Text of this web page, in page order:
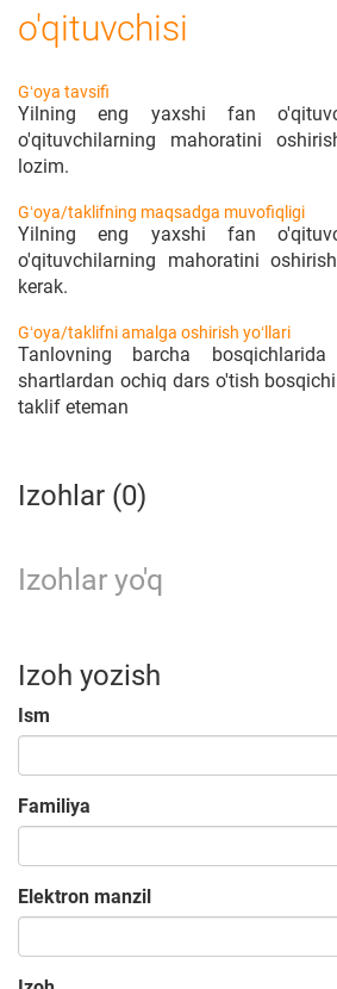
o'qituvchisi
Gʻoya tavsifi
Yilning eng yaxshi fan
o'qituvchilarning mahoratini
lozim.
Gʻoya/taklifning maqsadga muvofiqligi
Yilning eng yaxshi fan
o'qituvchilarning mahoratini
kerak.
Gʻoya/taklifni amalga oshirish yoʻllari
Tanlovning barcha
shartlardan ochiq dars o'tish
taklif eteman
Izohlar (0)
Izohlar yo'q
Izoh yozish
Ism
Familiya
Elektron manzil